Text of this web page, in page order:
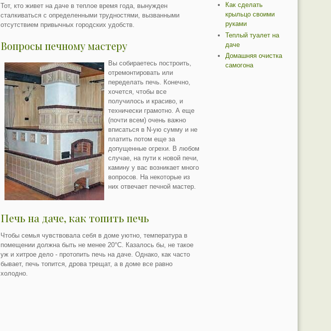
Тот, кто живет на даче в теплое время года, вынужден
сталкиваться с определенными трудностями, вызванными
отсутствием привычных городских удобств.
Вопросы печному мастеру
Вы собираетесь построить,
отремонтировать или
переделать печь. Конечно,
хочется, чтобы все
получилось и красиво, и
технически грамотно. А еще
(почти всем) очень важно
вписаться в N-ую сумму и не
платить потом еще за
допущенные огрехи. В любом
случае, на пути к новой печи,
камину у вас возникает много
вопросов. На некоторые из
них отвечает печной мастер.
Печь на даче, как топить печь
Чтобы семья чувствовала себя в доме уютно, температура в
помещении должна быть не менее 20°С. Казалось бы, не такое
уж и хитрое дело - протопить печь на даче. Однако, как часто
бывает, печь топится, дрова трещат, а в доме все равно
холодно.
Как сделать
крыльцо своими
руками
Теплый туалет на
даче
Домашняя очистка
самогона